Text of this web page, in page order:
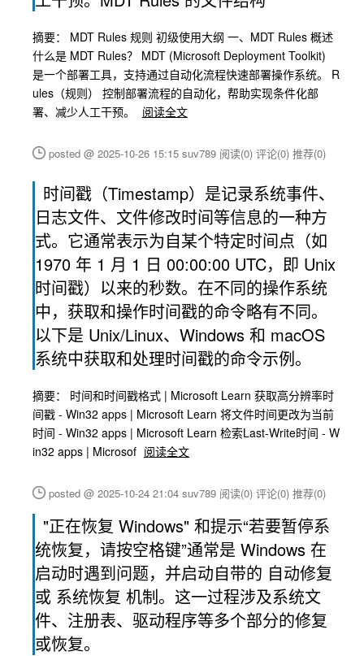
摘要： MDT Rules 规则 初级使用大纲 一、MDT Rules 概述
什么是 MDT Rules？ MDT (Microsoft Deployment Toolkit)
是一个部署工具，支持通过自动化流程快速部署操作系统。 R
ules（规则） 控制部署流程的自动化，帮助实现条件化部
署、减少人工干预。
阅读全文
posted @ 2025-10-26 15:15 suv789 阅读(0) 评论(0) 推荐(0)
时间戳（Timestamp）是记录系统事件、
日志文件、文件修改时间等信息的一种方
式。它通常表示为自某个特定时间点（如
1970 年 1 月 1 日 00:00:00 UTC，即 Unix
时间戳）以来的秒数。在不同的操作系统
中，获取和操作时间戳的命令略有不同。
以下是 Unix/Linux、Windows 和 macOS
系统中获取和处理时间戳的命令示例。
摘要： 时间和时间戳格式 | Microsoft Learn 获取高分辨率时
间戳 - Win32 apps | Microsoft Learn 将文件时间更改为当前
时间 - Win32 apps | Microsoft Learn 检索Last-Write时间 - W
in32 apps | Microsof 阅读全文
posted @ 2025-10-24 21:04 suv789 阅读(0) 评论(0) 推荐(0)
"正在恢复 Windows" 和提示“若要暂停系
统恢复，请按空格键”通常是 Windows 在
启动时遇到问题，并启动自带的 自动修复
或 系统恢复 机制。这一过程涉及系统文
件、注册表、驱动程序等多个部分的修复
或恢复。